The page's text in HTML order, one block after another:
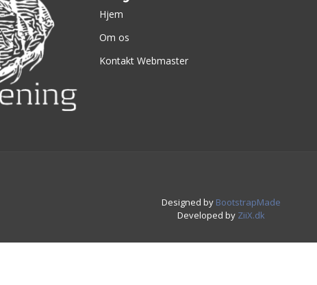
Hjem
Om os
Kontakt Webmaster
Designed by BootstrapMade
Developed by ZiiX.dk